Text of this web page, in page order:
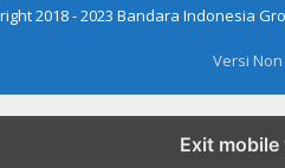
2018 - 2023 Bandara Indonesia
Versi Non
Exit mobile